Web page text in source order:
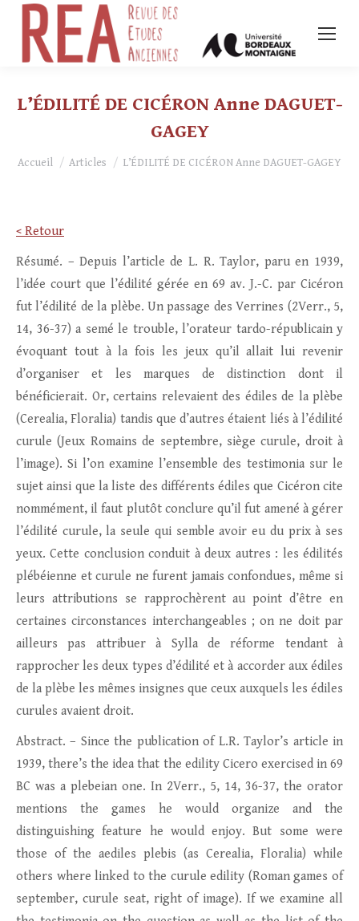
L’ÉDILITÉ DE CICÉRON Anne DAGUET-
GAGEY
Vous êtes ici :
Accueil Articles L’ÉDILITÉ DE CICÉRON Anne DAGUET-GAGEY
< Retour
Résumé. – Depuis l’article de L. R. Taylor, paru en 1939,
l’idée court que l’édilité gérée en 69 av. J.-C. par Cicéron
fut l’édilité de la plèbe. Un passage des Verrines (2Verr., 5,
14, 36-37) a semé le trouble, l’orateur tardo-républicain y
évoquant tout à la fois les jeux qu’il allait lui revenir
d’organiser et les marques de distinction dont il
bénéficierait. Or, certains relevaient des édiles de la plèbe
(Cerealia, Floralia) tandis que d’autres étaient liés à l’édilité
curule (Jeux Romains de septembre, siège curule, droit à
l’image). Si l’on examine l’ensemble des testimonia sur le
sujet ainsi que la liste des différents édiles que Cicéron cite
nommément, il faut plutôt conclure qu’il fut amené à gérer
l’édilité curule, la seule qui semble avoir eu du prix à ses
yeux. Cette conclusion conduit à deux autres : les édilités
plébéienne et curule ne furent jamais confondues, même si
leurs attributions se rapprochèrent au point d’être en
certaines circonstances interchangeables ; on ne doit par
ailleurs pas attribuer à Sylla de réforme tendant à
rapprocher les deux types d’édilité et à accorder aux édiles
de la plèbe les mêmes insignes que ceux auxquels les édiles
curules avaient droit.
Abstract. – Since the publication of L.R. Taylor’s article in
1939, there’s the idea that the edility Cicero exercised in 69
BC was a plebeian one. In 2Verr., 5, 14, 36-37, the orator
mentions the games he would organize and the
distinguishing feature he would enjoy. But some were
those of the aediles plebis (as Cerealia, Floralia) while
others where linked to the curule edility (Roman games of
september, curule seat, right of image). If we examine all